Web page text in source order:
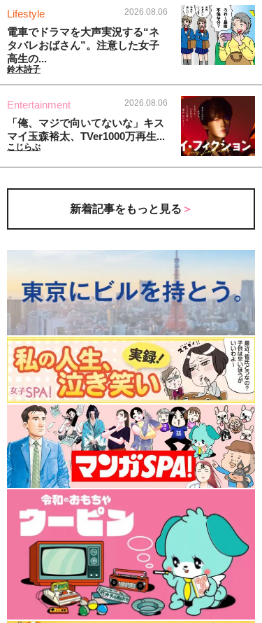
Lifestyle 2026.08.06
電車でドラマを大声実況する“ネ
タバレおばさん”。注意した女子
高生の...
鈴木詩子
Entertainment 2026.08.06
「俺、マジで向いてないな」キス
マイ玉森裕太、TVer1000万再生...
こじらぶ
新着記事をもっと見る